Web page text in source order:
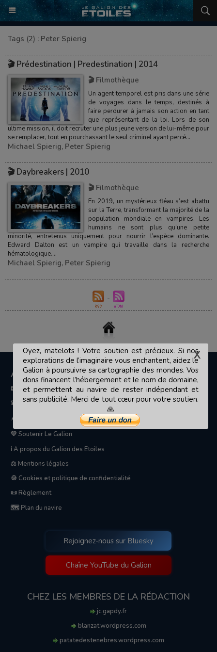
Tags (2) : Peter Spierig
🎬 Prédestination | Predestination | 2014
🎬 Filmothèque
Un agent temporel est pris dans une série
de voyages dans le temps, destinés à
faire perdurer à jamais son action en tant
que représentant de la loi. Lors de son
ultime mission, il doit recruter une plus jeune version de lui-même pour
se remplacer, tout en pourchassant le seul criminel ayant percé...
Michael Spierig, Peter Spierig
🎬 Daybreakers | 2010
🎬 Filmothèque
En 2019, un mystérieux fléau s’est abattu
sur la Terre, transformant la majorité de la
population mondiale en vampires. Les
humains ne sont plus qu’une petite
minorité, entretenus uniquement pour nourrir l’espèce dominante.
Edward Dalton est un vampire qui travaille dans la recherche
hématologique....
Michael Spierig, Peter Spierig
A PROPOS
📧 Contact
💫 Le Galion des Etoiles
🪶 L'équipe de rédaction
💛 Soutenir Le Galion
ℹ️ A propos du Galion des Etoiles
⚖️ Mentions légales
🍪 Cookies et politique de confidentialité
📜 Règlement
🗺️ Plan du navire
Rejoignez-nous sur Bluesky
Chaîne YouTube du Galion
CHEZ LES MEMBRES DE LA RÉDACTION
jc.gapdy.fr
blanzat.wordpress.com
patatedestenebres.wordpress.com
Oyez, matelots ! Votre soutien est précieux. Si nos
explorations de l’imaginaire vous enchantent, aidez le
Galion à poursuivre sa cartographie des mondes. Vos
dons financent l’hébergement et le nom de domaine,
et permettent au navire de rester indépendant et
sans publicité. Merci de tout cœur pour votre soutien.
🙏